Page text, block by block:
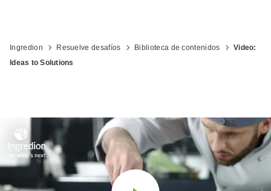
Ingredion Resuelve desafíos Biblioteca de contenidos
Video:
Ideas to Solutions